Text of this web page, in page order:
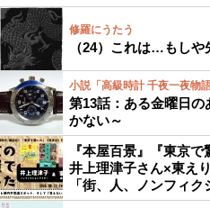
修羅にうたう
（24）これは…もしや
小説「高級時計 千夜一夜物語
第13話：ある金曜日
かない～
『本屋百景』『東京
井上理津子さん×東え
「街、人、ノンフィク